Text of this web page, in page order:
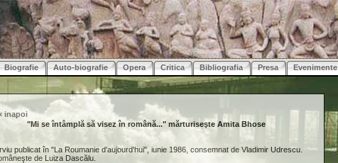
Biografie Auto-biografie Opera Critica Bibliografia Presa Evenimente
inapoi
"Mi se întâmplă să visez în română..." mărturiseşte Amita Bhose
publicat în "La Roumanie d'aujourd'hui", iunie 1986, consemnat de Vladimir Udrescu.
de Luiza Dascălu.